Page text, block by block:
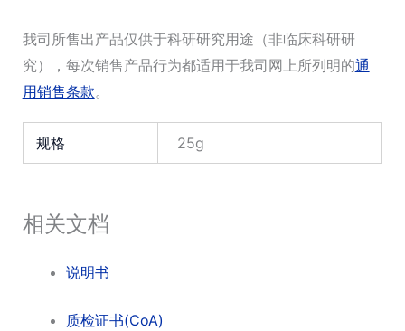
我司所售出产品仅供于科研研究用途（非临床科研研
究），每次销售产品行为都适用于我司网上所列明的通
用销售条款。
规格 25g
相关文档
说明书
质检证书(CoA)